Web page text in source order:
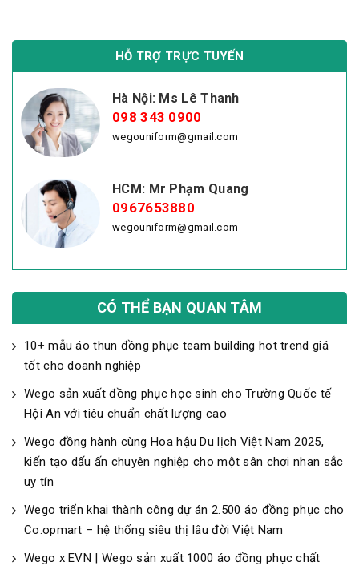
HỖ TRỢ TRỰC TUYẾN
Hà Nội: Ms Lê Thanh
098 343 0900
wegouniform@gmail.com
HCM: Mr Phạm Quang
0967653880
wegouniform@gmail.com
CÓ THỂ BẠN QUAN TÂM
10+ mẫu áo thun đồng phục team building hot trend giá
tốt cho doanh nghiệp
Wego sản xuất đồng phục học sinh cho Trường Quốc tế
Hội An với tiêu chuẩn chất lượng cao
Wego đồng hành cùng Hoa hậu Du lịch Việt Nam 2025,
kiến tạo dấu ấn chuyên nghiệp cho một sân chơi nhan sắc
uy tín
Wego triển khai thành công dự án 2.500 áo đồng phục cho
Co.opmart – hệ thống siêu thị lâu đời Việt Nam
Wego x EVN | Wego sản xuất 1000 áo đồng phục chất